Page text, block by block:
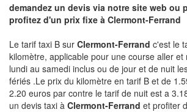
demandez un devis via notre site web ou
profitez d'un prix fixe à Clermont-Ferrand
Le tarif taxi B sur Clermont-Ferrand c'est le
kilomètre, applicable pour une course aller et
lundi au samedi inclus ou de jour et de nuit
fériés .Le prix du kilomètre en tarif B et de
2.20 euros par contre le tarif de nuit est a
un devis taxi à Clermont-Ferrand et profiter